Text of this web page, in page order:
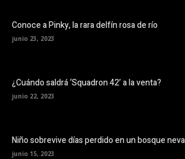
Conoce a Pinky, la rara delfín rosa de río
junio 23, 2023
¿Cuándo saldrá ‘Squadron 42’ a la venta?
junio 22, 2023
Niño sobrevive días perdido en un bosque
junio 15, 2023